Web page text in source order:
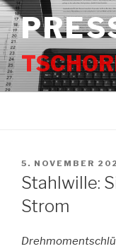
Zum
Inhalt
springen
AM
5. NOVEMBER
Stahlwille:
Strom